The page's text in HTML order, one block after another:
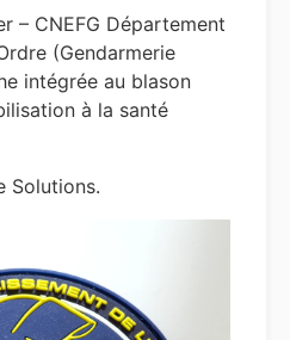
– CNEFG Département
(Gendarmerie
intégrée au blason
à la santé
Solutions.